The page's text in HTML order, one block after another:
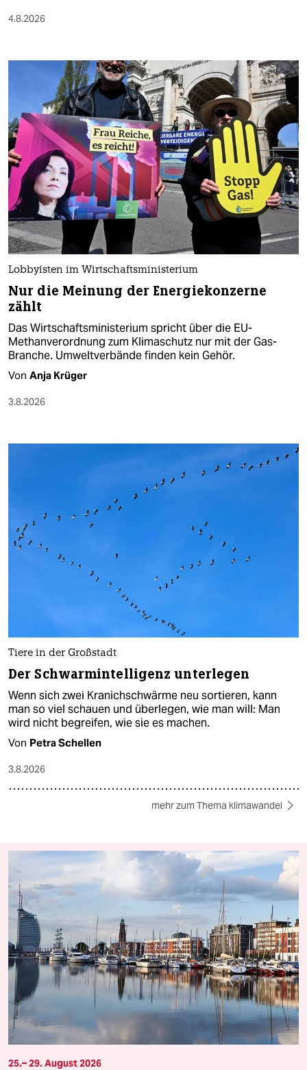
4.8.2026
Lobbyisten im Wirtschaftsministerium
Nur die Meinung der Energiekonzerne
zählt
Das Wirtschaftsministerium spricht über die EU-
Methanverordnung zum Klimaschutz nur mit der Gas-
Branche. Umweltverbände finden kein Gehör.
Von Anja Krüger
3.8.2026
Tiere in der Großstadt
Der Schwarmintelligenz unterlegen
Wenn sich zwei Kranichschwärme neu sortieren, kann
man so viel schauen und überlegen, wie man will: Man
wird nicht begreifen, wie sie es machen.
Von Petra Schellen
3.8.2026
mehr zum Thema klimawandel
25.– 29. August 2026